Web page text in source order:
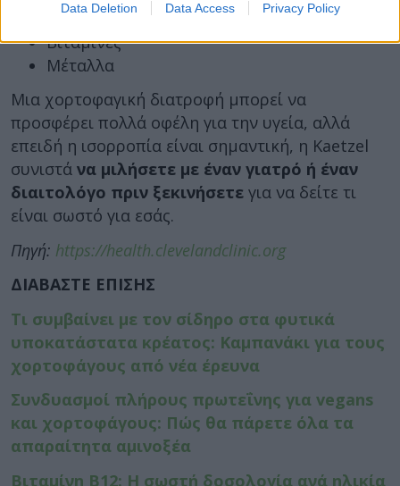
Data Deletion Data Access Privacy Policy
Ίνες
Βιταμίνες
Μέταλλα
Μια χορτοφαγική διατροφή μπορεί να
προσφέρει πολλά οφέλη για την υγεία, αλλά
επειδή η ισορροπία είναι σημαντική, η Kaetzel
συνιστά να μιλήσετε με έναν γιατρό ή έναν
διαιτολόγο πριν ξεκινήσετε για να δείτε τι
είναι σωστό για εσάς.
Πηγή: https://health.clevelandclinic.org
ΔΙΑΒΑΣΤΕ ΕΠΙΣΗΣ
Τι συμβαίνει με τον σίδηρο στα φυτικά
υποκατάστατα κρέατος: Καμπανάκι για τους
χορτοφάγους από νέα έρευνα
Συνδυασμοί πλήρους πρωτεΐνης για vegans
και χορτοφάγους: Πώς θα πάρετε όλα τα
απαραίτητα αμινοξέα
Βιταμίνη Β12: Η σωστή δοσολογία ανά ηλικία